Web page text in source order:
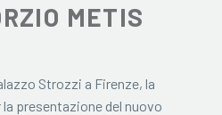
METIS
Strozzi a Firenze, la
presentazione del nuovo